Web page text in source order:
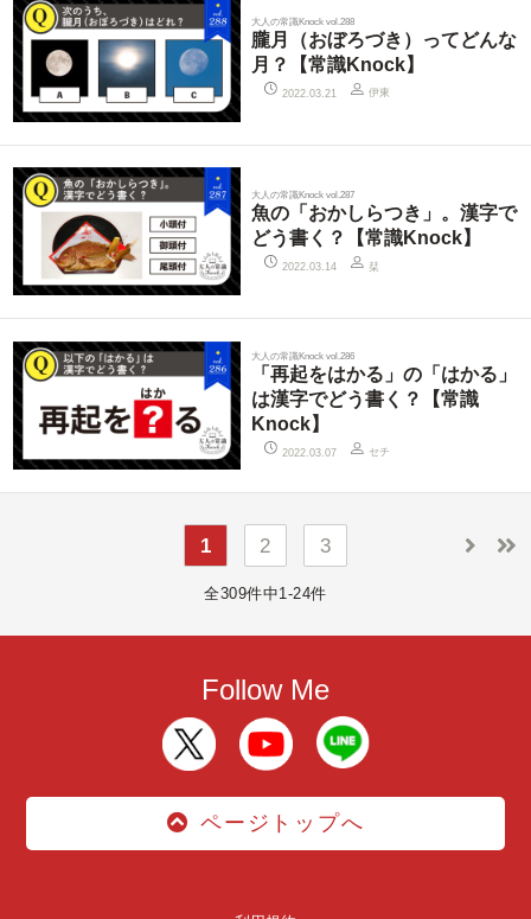
大人の常識Knock vol.288
朧月（おぼろづき）ってどんな
月？【常識Knock】
2022.03.21 伊東
大人の常識Knock vol.287
魚の「おかしらつき」。漢字で
どう書く？【常識Knock】
2022.03.14 栞
大人の常識Knock vol.286
「再起をはかる」の「はかる」
は漢字でどう書く？【常識
Knock】
2022.03.07 セチ
1 2 3
全309件中1-24件
Follow Me
ページトップへ